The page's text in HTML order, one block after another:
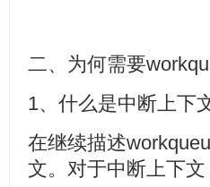
二、为何需要
1、什么是中断上下
在继续描述
文。对于中断上下